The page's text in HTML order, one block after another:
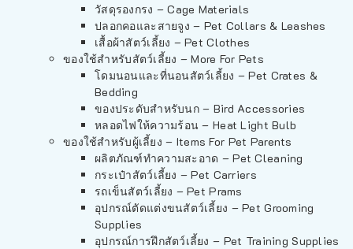
วัสดุรองกรง – Cage Materials
ปลอกคอและสายจูง – Pet Collars & Leashes
เสื้อผ้าสัตว์เลี้ยง – Pet Clothes
ของใช้สำหรับสัตว์เลี้ยง – More For Pets
โดมนอนและที่นอนสัตว์เลี้ยง – Pet Crates &
Bedding
ของประดับสำหรับนก – Bird Accessories
หลอดไฟให้ความร้อน – Heat Light Bulb
ของใช้สำหรับผู้เลี้ยง – Items For Pet Parents
ผลิตภัณฑ์ทำความสะอาด – Pet Cleaning
กระเป๋าสัตว์เลี้ยง – Pet Carriers
รถเข็นสัตว์เลี้ยง – Pet Prams
อุปกรณ์ตัดแต่งขนสัตว์เลี้ยง – Pet Grooming
Supplies
อุปกรณ์การฝึกสัตว์เลี้ยง – Pet Training Supplies